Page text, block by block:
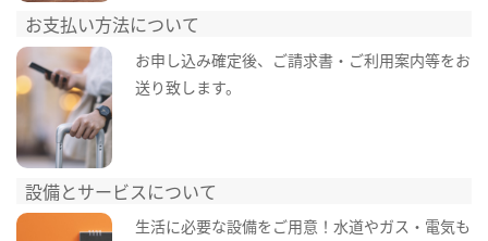
お支払い方法について
お申し込み確定後、ご請求書・ご利用案内等をお
送り致します。
設備とサービスについて
生活に必要な設備をご用意！水道やガス・電気も